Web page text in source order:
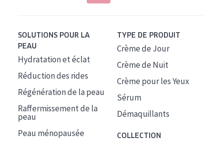
SOLUTIONS POUR LA
PEAU
Hydratation et éclat
Réduction des rides
Régénération de la peau
Raffermissement de la
peau
Peau ménopausée
TYPE DE PRODUIT
Crème de Jour
Crème de Nuit
Crème pour les Yeux
Sérum
Démaquillants
COLLECTION